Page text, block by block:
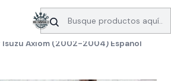
DE INFORMACIÓN AUTOMOTRIZ
Manuales de taller Isuzu
Isuzu Axiom (2002-2004) Español